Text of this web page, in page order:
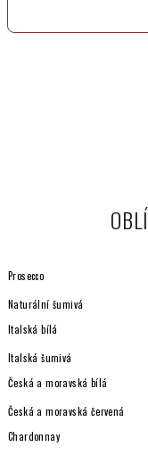
Prosecco
Naturální šumivá
Italská bílá
Italská šumivá
Česká a moravská bílá
Česká a moravská červená
Chardonnay